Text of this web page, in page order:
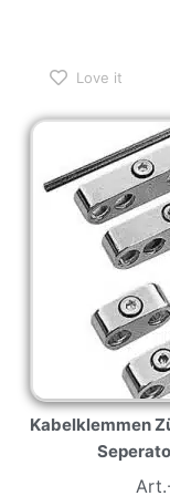
Love it
Kabelklemmen